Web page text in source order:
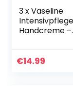
3 x Vaseline
Intensivpflege
Handcreme –
€14.99